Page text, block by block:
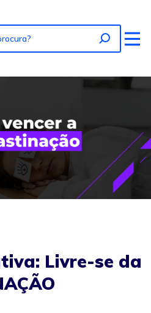
da PROCRASTINAÇÃO
Livre-se da